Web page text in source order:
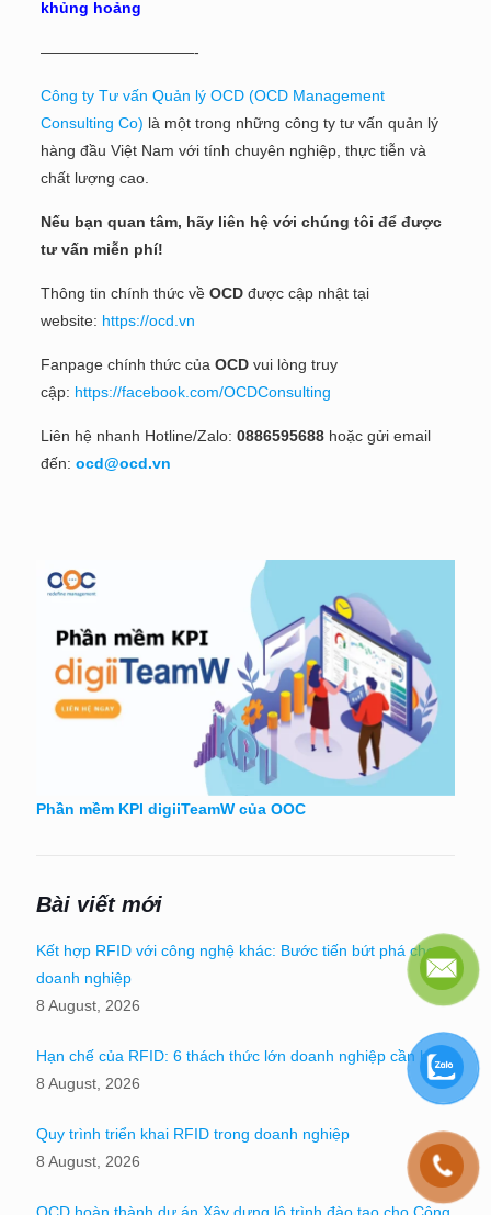
khủng hoảng
——————————-
Công ty Tư vấn Quản lý OCD (OCD Management
Consulting Co) là một trong những công ty tư vấn quản lý
hàng đầu Việt Nam với tính chuyên nghiệp, thực tiễn và
chất lượng cao.
Nếu bạn quan tâm, hãy liên hệ với chúng tôi để được
tư vấn miễn phí!
Thông tin chính thức về OCD được cập nhật tại
website: https://ocd.vn
Fanpage chính thức của OCD vui lòng truy
cập: https://facebook.com/OCDConsulting
Liên hệ nhanh Hotline/Zalo: 0886595688 hoặc gửi email
đến: ocd@ocd.vn
Phần mềm KPI digiiTeamW của OOC
Bài viết mới
Kết hợp RFID với công nghệ khác: Bước tiến bứt phá cho
doanh nghiệp
8 August, 2026
Hạn chế của RFID: 6 thách thức lớn doanh nghiệp cần biết
8 August, 2026
Quy trình triển khai RFID trong doanh nghiệp
8 August, 2026